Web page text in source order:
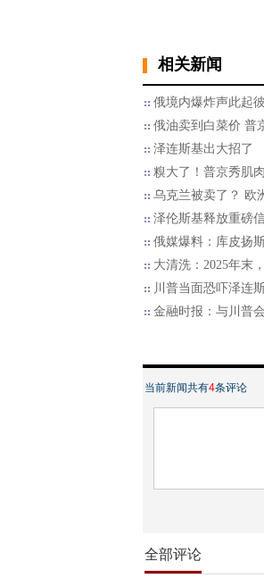
相关新闻
俄境内爆炸声此起
俄油卖到白菜价 普
泽连斯基出大招了
糗大了！普京秀肌
乌克兰被卖了？ 欧
泽伦斯基释放重磅
俄媒爆料：库皮扬
大清洗：2025年末
川普当面恐吓泽连
金融时报：与川普
当前新闻共有4条评论
全部评论